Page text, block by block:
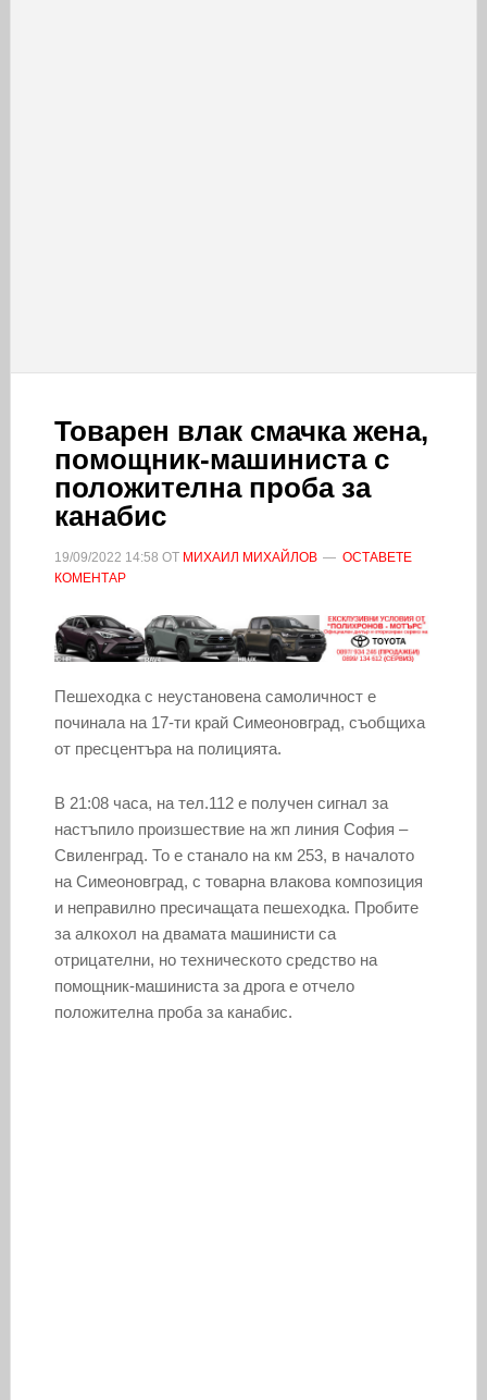
Товарен влак смачка жена,
помощник-машиниста с
положителна проба за
канабис
19/09/2022 14:58 ОТ МИХАИЛ МИХАЙЛОВ
ОСТАВЕТЕ
КОМЕНТАР
Пешеходка с неустановена самоличност е
починала на 17-ти край Симеоновград, съобщиха
от пресцентъра на полицията.
В 21:08 часа, на тел.112 е получен сигнал за
настъпило произшествие на жп линия София –
Свиленград. То е станало на км 253, в началото
на Симеоновград, с товарна влакова композиция
и неправилно пресичащата пешеходка. Пробите
за алкохол на двамата машинисти са
отрицателни, но техническото средство на
помощник-машиниста за дрога е отчело
положителна проба за канабис.